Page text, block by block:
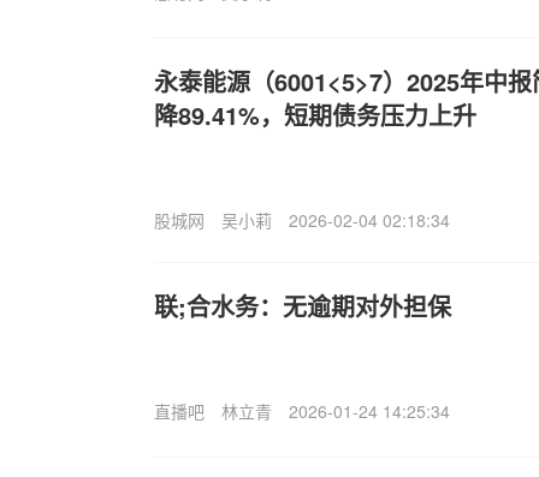
永泰能源（6001<5>7）2025年中
降89.41%，短期债务压力上升
股城网 吴小莉 2026-02-04 02:18:34
联;合水务：无逾期对外担保
直播吧 林立青 2026-01-24 14:25:34